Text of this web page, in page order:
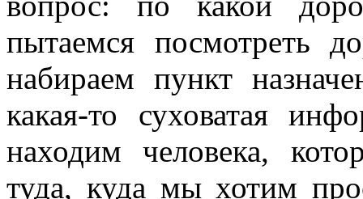
пытаемся посмотреть
набираем пункт
какая-то суховатая
находим человека,
туда, куда мы хотим